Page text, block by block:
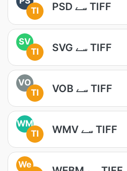
TI
PSD سے TIFF
SV
TI
SVG سے TIFF
VO
TI
VOB سے TIFF
WM
TI
WMV سے TIFF
We